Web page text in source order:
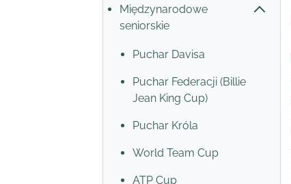
Międzynarodowe
seniorskie
Puchar Davisa
Puchar Federacji (Billie
Jean King Cup)
Puchar Króla
World Team Cup
ATP Cup